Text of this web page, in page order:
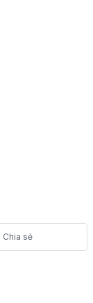
Chia sẻ